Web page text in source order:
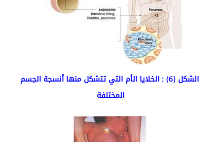
الشكل (6) : الخلايا الأم التي تتشكل منها أنسجة الجسم
المختلفة